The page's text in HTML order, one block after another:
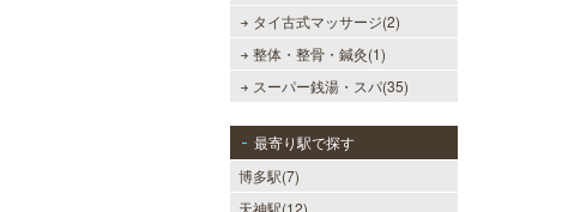
タイ古式マッサージ(2)
整体・整骨・鍼灸(1)
スーパー銭湯・スパ(35)
最寄り駅で探す
博多駅(7)
天神駅(12)